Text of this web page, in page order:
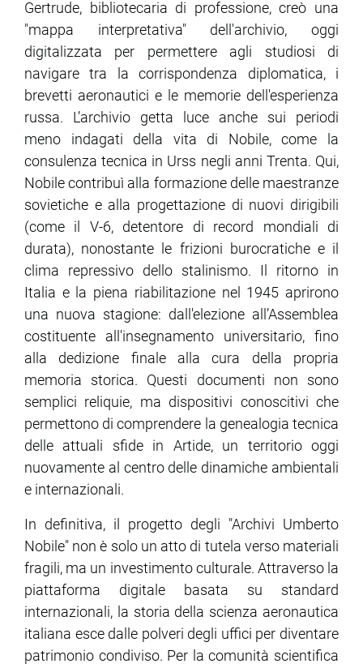
Gertrude, bibliotecaria di professione, creò una
"mappa interpretativa" dell'archivio, oggi
digitalizzata per permettere agli studiosi di
navigare tra la corrispondenza diplomatica, i
brevetti aeronautici e le memorie dell'esperienza
russa. L’archivio getta luce anche sui periodi
meno indagati della vita di Nobile, come la
consulenza tecnica in Urss negli anni Trenta. Qui,
Nobile contribuì alla formazione delle maestranze
sovietiche e alla progettazione di nuovi dirigibili
(come il V-6, detentore di record mondiali di
durata), nonostante le frizioni burocratiche e il
clima repressivo dello stalinismo. Il ritorno in
Italia e la piena riabilitazione nel 1945 aprirono
una nuova stagione: dall'elezione all’Assemblea
costituente all'insegnamento universitario, fino
alla dedizione finale alla cura della propria
memoria storica. Questi documenti non sono
semplici reliquie, ma dispositivi conoscitivi che
permettono di comprendere la genealogia tecnica
delle attuali sfide in Artide, un territorio oggi
nuovamente al centro delle dinamiche ambientali
e internazionali.
In definitiva, il progetto degli "Archivi Umberto
Nobile" non è solo un atto di tutela verso materiali
fragili, ma un investimento culturale. Attraverso la
piattaforma digitale basata su standard
internazionali, la storia della scienza aeronautica
italiana esce dalle polveri degli uffici per diventare
patrimonio condiviso. Per la comunità scientifica